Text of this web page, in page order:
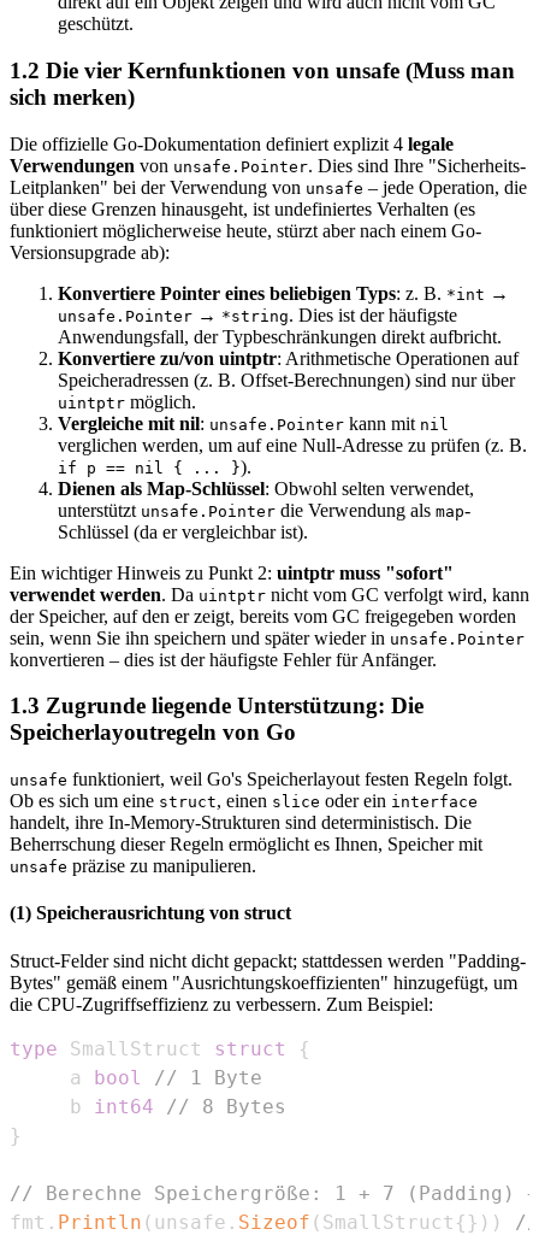
geschützt.
1.2 Die vier Kernfunktionen von unsafe (Muss man
sich merken)
Die offizielle Go-Dokumentation definiert explizit 4 legale
Verwendungen von unsafe.Pointer. Dies sind Ihre "Sicherheits-
Leitplanken" bei der Verwendung von unsafe – jede Operation, die
über diese Grenzen hinausgeht, ist undefiniertes Verhalten (es
funktioniert möglicherweise heute, stürzt aber nach einem Go-
Versionsupgrade ab):
Konvertiere Pointer eines beliebigen Typs: z. B. *int →
unsafe.Pointer → *string. Dies ist der häufigste
Anwendungsfall, der Typbeschränkungen direkt aufbricht.
Konvertiere zu/von uintptr: Arithmetische Operationen auf
Speicheradressen (z. B. Offset-Berechnungen) sind nur über
uintptr möglich.
Vergleiche mit nil: unsafe.Pointer kann mit nil
verglichen werden, um auf eine Null-Adresse zu prüfen (z. B.
if p == nil { ... }).
Dienen als Map-Schlüssel: Obwohl selten verwendet,
unterstützt unsafe.Pointer die Verwendung als map-
Schlüssel (da er vergleichbar ist).
Ein wichtiger Hinweis zu Punkt 2: uintptr muss "sofort"
verwendet werden. Da uintptr nicht vom GC verfolgt wird, kann
der Speicher, auf den er zeigt, bereits vom GC freigegeben worden
sein, wenn Sie ihn speichern und später wieder in unsafe.Pointer
konvertieren – dies ist der häufigste Fehler für Anfänger.
1.3 Zugrunde liegende Unterstützung: Die
Speicherlayoutregeln von Go
unsafe funktioniert, weil Go's Speicherlayout festen Regeln folgt.
Ob es sich um eine struct, einen slice oder ein interface
handelt, ihre In-Memory-Strukturen sind deterministisch. Die
Beherrschung dieser Regeln ermöglicht es Ihnen, Speicher mit
unsafe präzise zu manipulieren.
(1) Speicherausrichtung von struct
Struct-Felder sind nicht dicht gepackt; stattdessen werden "Padding-
Bytes" gemäß einem "Ausrichtungskoeffizienten" hinzugefügt, um
die CPU-Zugriffseffizienz zu verbessern. Zum Beispiel:
type SmallStruct struct
{
	 a
bool
// 1 Byte
	 b
int64
// 8 Bytes
}
// Berechne Speichergröße: 1 + 7 (Padding)
fmt . Println ( unsafe . Sizeof ( SmallStruct { } ) )
//